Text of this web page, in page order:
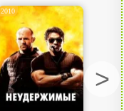
2010
>